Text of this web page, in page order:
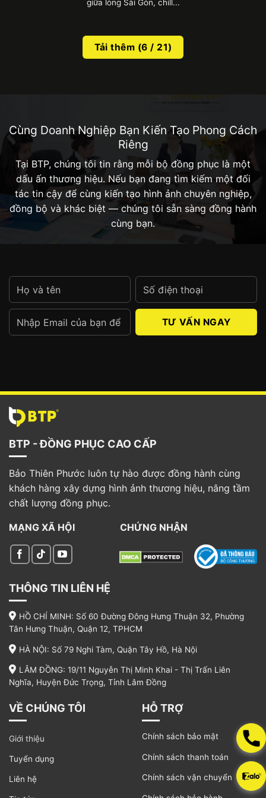
ưu tiên những thiết kế thuận lợi tháo mở để
có quai xách chắc chắn, phần miệng được thiết
kế dễ đóng mở và họa tiết hoa văn không quá rối
lựa chọn nên có sự đồng bộ với logo thương
hiệu. Việc sử dụng quá nhiều màu sắc sặc sỡ sẽ
không thật sự phù hợp cho những sự kiện lớn,
quan trọng và có tính trang nghiêm. Bên cạnh đó,
cần đảm bảo màu sắc được hiển thị sắc nét,
không mờ hay ố.
Cần lưu ý một số yếu tố trước khi đặt gia công túi quà
Bạn cũng có thể kết hợp thêm một vài chi tiết để
nhận diện thương hiệu dễ dàng như logo, slogan,
… Thậm chí, hãy tham khảo thêm việc in ấn QR
code điều hướng đến website của đơn vị. Thế
nhưng, bạn cần lưu ý không được quá lạm dụng
các chi tiết vì sẽ gây rối mắt. Hãy bố trí sao cho
thật tối ưu nhưng vẫn cung cấp đủ thông tin cần
thiết cho đơn vị.
5. Bảng giá may túi quà tặng đồng phục
Trước khi đặt may túi quà tặng đồng phục, chi
tâm. Tùy thuộc vào chất liệu, kiểu cách cũng như
kích thước mà mức giá sẽ dao động từ 17.000 –
35.000 VNĐ. Để được báo giá kĩ hơn, bạn hãy
liên hệ Đồng Phục Công Sở BTP qua thông tin
hotline. Chúng tôi cam kết sẽ mang đến cho quý
khách mức giá hợp lý nhất!
6. Đặt may túi quà tặng đồng phục giá rẻ,
nhanh chóng tại Đồng Phục Công Sở
BTP
Đồng Phục Công Sở BTP xuyên suốt 10 năm phát
triển của mình đã gia công nhiều mẫu túi quà
tặng đồng phục chất lượng và phân phối đến tay
khách hàng. Sở dĩ đơn vị được hơn 5.000 khách
giữa lòng Sài Gòn, chill...
Tải thêm (6 / 21)
Cùng Doanh Nghiệp Bạn Kiến Tạo Phong Cách
Riêng
Tại BTP, chúng tôi tin rằng mỗi bộ đồng phục là một
dấu ấn thương hiệu. Nếu bạn đang tìm kiếm một đối
tác tin cậy để cùng kiến tạo hình ảnh chuyên nghiệp,
đồng bộ và khác biệt — chúng tôi sẵn sàng đồng hành
cùng bạn.
BTP - ĐỒNG PHỤC CAO CẤP
Bảo Thiên Phước luôn tự hào được đồng hành cùng
khách hàng xây dựng hình ảnh thương hiệu, nâng tầm
chất lượng đồng phục.
MẠNG XÃ HỘI CHỨNG NHẬN
THÔNG TIN LIÊN HỆ
HỒ CHÍ MINH: Số 60 Đường Đông Hưng Thuận 32, Phường
Tân Hưng Thuận, Quận 12, TPHCM
HÀ NỘI: Số 79 Nghi Tàm, Quận Tây Hồ, Hà Nội
LÂM ĐỒNG: 19/11 Nguyễn Thị Minh Khai - Thị Trấn Liên
Nghĩa, Huyện Đức Trọng, Tỉnh Lâm Đồng
VỀ CHÚNG TÔI
Giới thiệu
Tuyển dụng
Liên hệ
HỖ TRỢ
Chính sách bảo mật
Chính sách thanh toán
Chính sách vận chuyển